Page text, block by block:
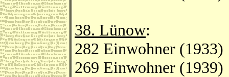
38. Lünow:
282 Einwohner (1933)
269 Einwohner (1939)